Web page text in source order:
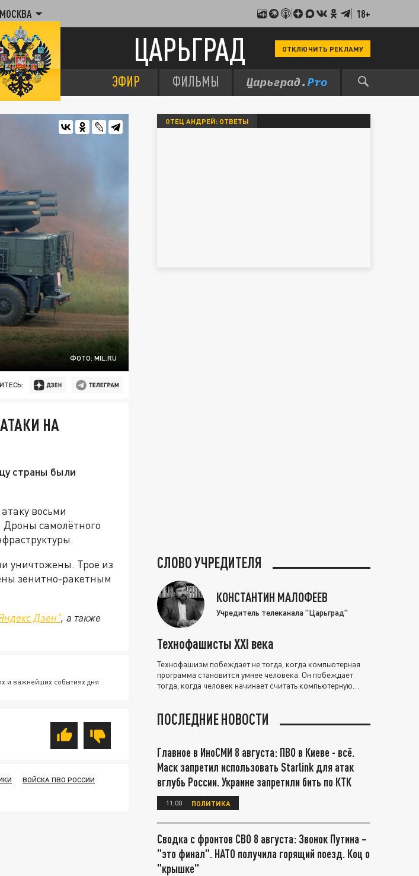
МОСКВА 18+
ЦАРЬГРАД ОТКЛЮЧИТЬ РЕКЛАМУ
ЭФИР ФИЛЬМЫ
ФОТО: MIL.RU
НА
страны были
восьми
Дроны самолётного
уничтожены. Трое из
зенитно-ракетным
Дзен", а также
и важнейших событиях дня.
ВОЙСКА ПВО РОССИИ
ОТЕЦ АНДРЕЙ: ОТВЕТЫ
СЛОВО УЧРЕДИТЕЛЯ
КОНСТАНТИН МАЛОФЕЕВ
Учредитель телеканала "Царьград"
Технофашисты XXI века
Технофашизм побеждает не тогда, когда компьютерная
программа становится умнее человека. Он побеждает
тогда, когда человек начинает считать компьютерную
ПОСЛЕДНИЕ НОВОСТИ
Главное в ИноСМИ 8 августа: ПВО в Киеве - всё.
Маск запретил использовать Starlink для атак
вглубь России. Украине запретили бить по КТК
11:00 ПОЛИТИКА
Сводка с фронтов СВО 8 августа: Звонок Путина –
"это финал". НАТО получила горящий поезд. Коц о
"крышке"